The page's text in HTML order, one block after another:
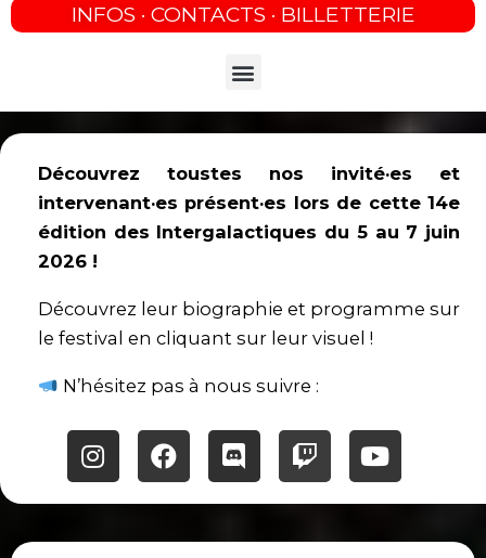
INFOS · CONTACTS · BILLETTERIE
Menu
Découvrez toustes nos invité·es et
intervenant·es présent·es lors de cette 14e
édition des Intergalactiques du 5 au 7 juin
2026 !
Découvrez leur biographie et programme sur
le festival en cliquant sur leur visuel !
N’hésitez pas à nous suivre :
InstagramFacebookDiscordTwitchYoutube